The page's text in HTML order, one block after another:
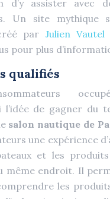
d’y assister avec
Un site mythique
par Julien Vautel
pour plus
qualifiés
l’idée de gagner du
salon nautique de
une expérience
et les
même endroit. Il
les